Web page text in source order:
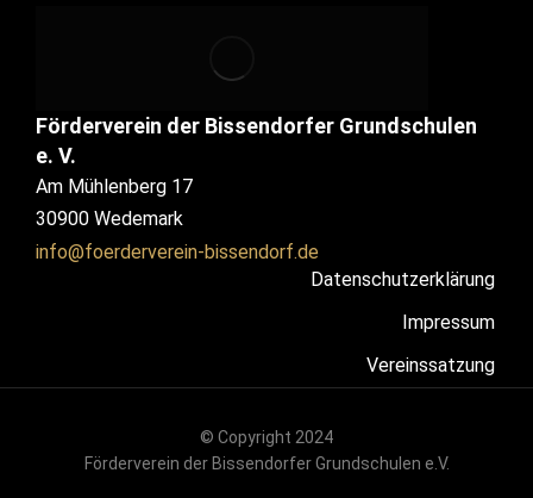
Förderverein der Bissendorfer Grundschulen
e. V.
Am Mühlenberg 17
30900 Wedemark
info@foerderverein-bissendorf.de
Datenschutzerklärung
Impressum
Vereinssatzung
© Copyright 2024
Förderverein der Bissendorfer Grundschulen e.V.